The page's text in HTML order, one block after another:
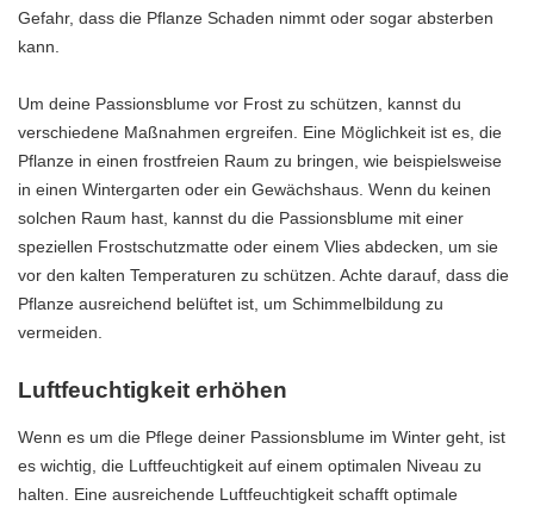
Gefahr, dass die Pflanze Schaden nimmt oder sogar absterben
kann.
Um deine Passionsblume vor Frost zu schützen, kannst du
verschiedene Maßnahmen ergreifen. Eine Möglichkeit ist es, die
Pflanze in einen frostfreien Raum zu bringen, wie beispielsweise
in einen Wintergarten oder ein Gewächshaus. Wenn du keinen
solchen Raum hast, kannst du die Passionsblume mit einer
speziellen Frostschutzmatte oder einem Vlies abdecken, um sie
vor den kalten Temperaturen zu schützen. Achte darauf, dass die
Pflanze ausreichend belüftet ist, um Schimmelbildung zu
vermeiden.
Luftfeuchtigkeit erhöhen
Wenn es um die Pflege deiner Passionsblume im Winter geht, ist
es wichtig, die Luftfeuchtigkeit auf einem optimalen Niveau zu
halten. Eine ausreichende Luftfeuchtigkeit schafft optimale